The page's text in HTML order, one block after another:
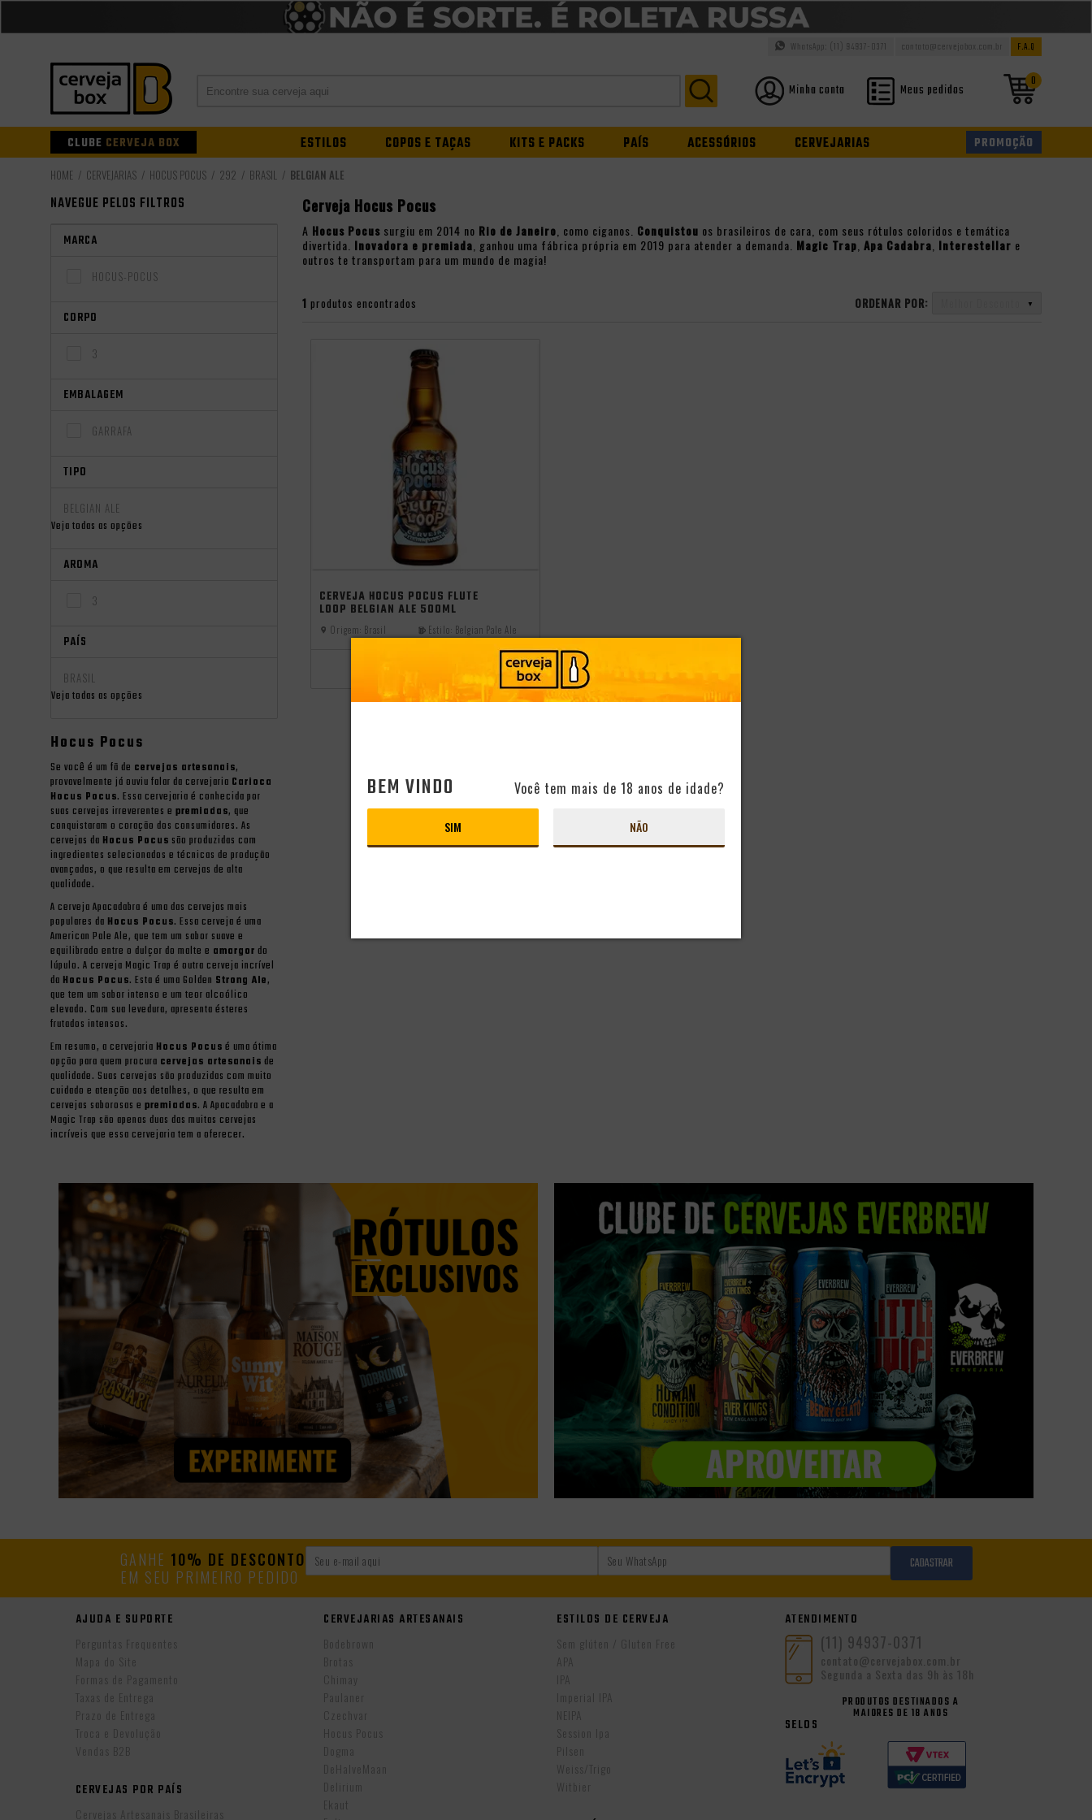
F.A.Q
contato@cervejabox.com.br
WhatsApp: (11) 94937-0371
0
Minha conta Meus pedidos
CLUBE CERVEJA BOX ESTILOS COPOS E TAÇAS KITS E PACKS PAÍS ACESSÓRIOS CERVEJARIAS PROMOÇÃO
CERVEJARIAS HOCUS POCUS 292 BRASIL BELGIAN ALE
NAVEGUE PELOS FILTROS
MARCA
HOCUS-POCUS
CORPO
3
EMBALAGEM
GARRAFA
TIPO
BELGIAN ALE
Veja todas as opções
AROMA
3
PAÍS
BRASIL
Veja todas as opções
Hocus Pocus
Se você é um fã de cervejas artesanais,
provavelmente já ouviu falar da cervejaria Carioca
Hocus Pocus. Essa cervejaria é conhecida por
suas cervejas irreverentes e premiadas, que
conquistaram o coração dos consumidores. As
cervejas da Hocus Pocus são produzidas com
ingredientes selecionados e técnicas de produção
avançadas, o que resulta em cervejas de alta
qualidade.
A cerveja Apacadabra é uma das cervejas mais
populares da Hocus Pocus. Essa cerveja é uma
American Pale Ale, que tem um sabor suave e
equilibrado entre o dulçor do malte e amargor do
lúpulo. A cerveja Magic Trap é outra cerveja incrível
da Hocus Pocus. Esta é uma Golden Strong Ale,
que tem um sabor intenso e um teor alcoólico
elevado. Com sua levedura, apresenta ésteres
frutados intensos.
Em resumo, a cervejaria Hocus Pocus é uma ótima
opção para quem procura cervejas artesanais de
qualidade. Suas cervejas são produzidas com muito
cuidado e atenção aos detalhes, o que resulta em
cervejas saborosas e premiadas. A Apacadabra e a
Magic Trap são apenas duas das muitas cervejas
incríveis que essa cervejaria tem a oferecer.
Cerveja Hocus Pocus
A Hocus Pocus surgiu em 2014 no Rio de Janeiro , como ciganos. Conquistou os brasileiros de cara, com seus rótulos coloridos e temática
divertida. Inovadora e premiada , ganhou uma fábrica própria em 2019 para atender a demanda. Magic Trap Apa Cadabra Interestellar e
outros te transportam para um mundo de magia!
1 produtos encontrados ORDENAR POR:
CERVEJA HOCUS POCUS FLUTE
LOOP BELGIAN ALE 500ML
Origem: Brasil Estilo: Belgian Pale Ale
GANHE 10% DE DESCONTO
EM SEU PRIMEIRO PEDIDO
CADASTRAR
AJUDA E SUPORTE
Perguntas Frequentes
Mapa do Site
Formas de Pagamento
Taxas de Entrega
Prazo de Entrega
Troca e Devolução
Vendas B2B
CERVEJAS POR PAÍS
Cervejas Artesanais Brasileiras
CERVEJARIAS ARTESANAIS
Bodebrown
Brotas
Chimay
Paulaner
Czechvar
Hocus Pocus
Dogma
DeHalveMaan
Delirium
Ekaut
ESTILOS DE CERVEJA
Sem glúten / Gluten Free
APA
IPA
Imperial IPA
NEIPA
Session Ipa
Pilsen
Weiss/Trigo
Witbier
ATENDIMENTO
(11) 94937-0371
contato@cervejabox.com.br
Segunda a Sexta das 9h às 18h
PRODUTOS DESTINADOS A
MAIORES DE 18 ANOS
SELOS
BEM VINDO Você tem mais de 18 anos de idade?
SIM NÃO